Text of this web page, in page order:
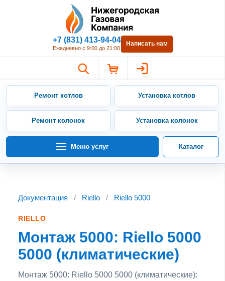
Нижегородская Газовая
+7 (831) 413-94-04
Ежедневно с 9:00 до 21:00
Написать нам
Ремонт котлов Установка котлов
Ремонт колонок Установка колонок
Меню услуг Каталог
Документация / Riello / Riello 5000
RIELLO
Монтаж 5000: Riello 5000
5000 (климатические)
Монтаж 5000: Riello 5000 5000 (климатические):